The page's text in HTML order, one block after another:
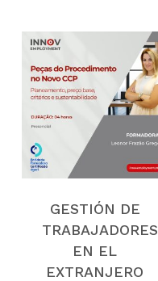
GESTIÓN DE
TRABAJADORES
EN EL
EXTRANJERO